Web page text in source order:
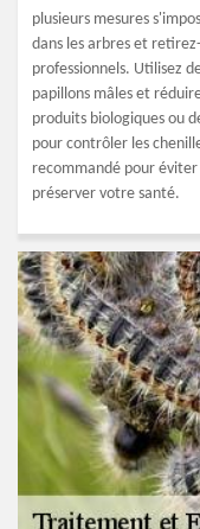
plusieurs mesures
dans les arbres et
professionnels. Utilisez
papillons mâles et
produits biologiques ou
pour contrôler les
recommandé pour
préserver votre santé.